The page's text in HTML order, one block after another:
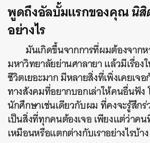
พูดถึงอัลบั้มแรกของคุณนิ
อย่างไร
มันเกิดขึ้นจากการที่ผมต้องจาก
มหาวิทยาลัยย่านศาลายา แล้วมีเรื่อง
ชีวิตเยอะมาก มีหลายสิ่งที่เพิ่งเคยเจ
ทางสังคมที่อยากบอกเล่าให้คนอื่นฟัง
นักศึกษาเช่นเดียวกับผม ที่คงจะรู้สึก
เป็นสิ่งที่ทุกคนต้องเจอ เพียงแต่ว่าค
เหมือนหรือแตกต่างกับเราอย่างไรบ้าง